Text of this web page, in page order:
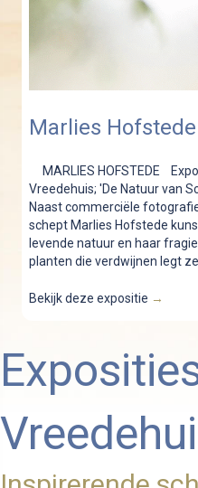
Marlies Hofstede
MARLIES HOFSTEDE
Vreedehuis; 'De Natuur van
Naast commerciële
schept Marlies Hofstede
levende natuur en haar
planten die verdwijnen legt ze
Bekijk deze expositie →